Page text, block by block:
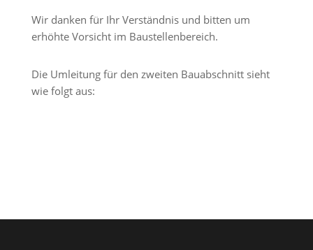
Wir danken für Ihr Verständnis und bitten um
erhöhte Vorsicht im Baustellenbereich.
Die Umleitung für den zweiten Bauabschnitt sieht
wie folgt aus: